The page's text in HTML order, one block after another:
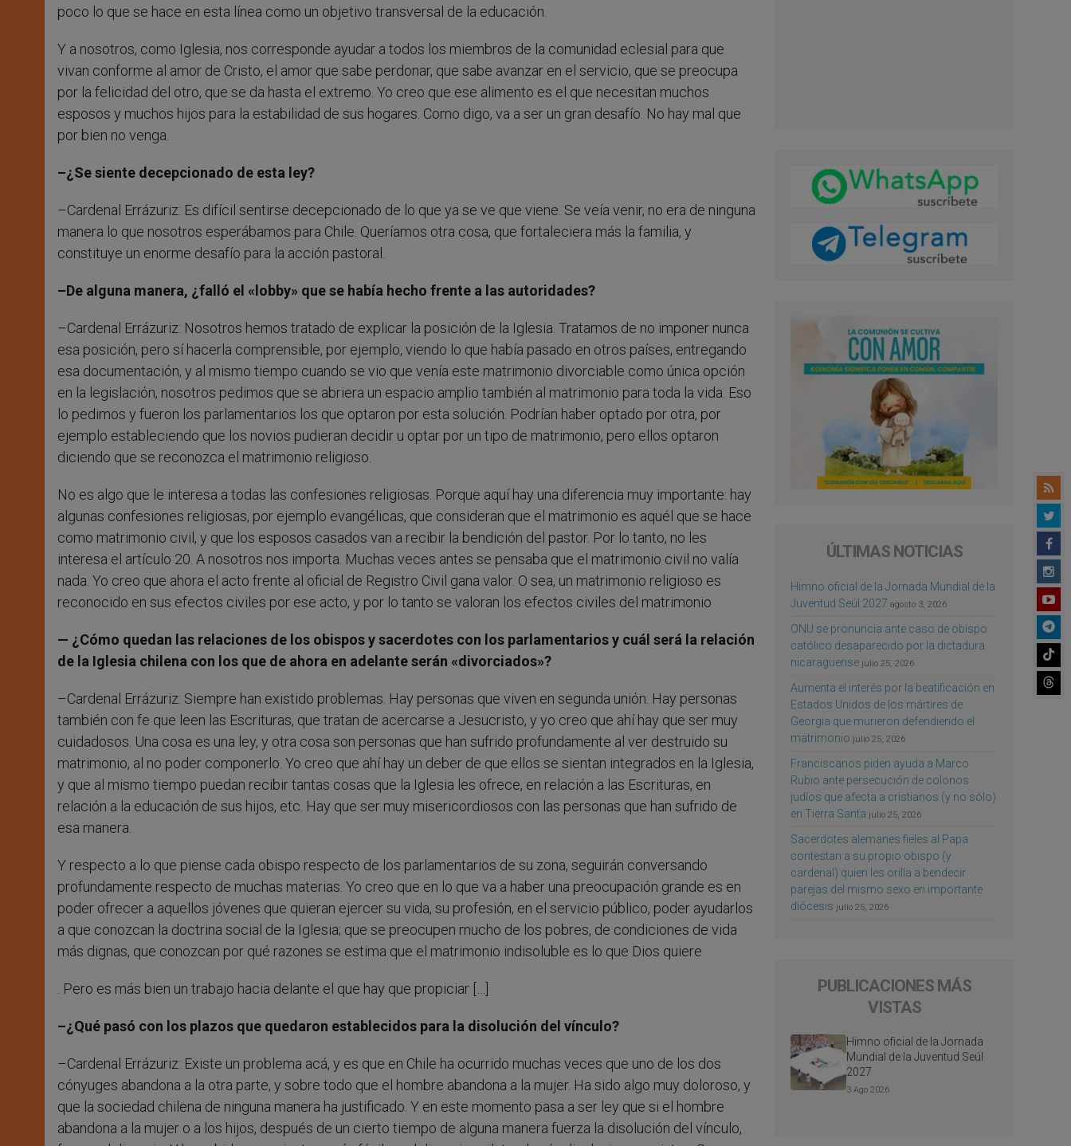
poco lo que se hace en esta línea como un objetivo transversal de la educación.
Y a nosotros, como Iglesia, nos corresponde ayudar a todos los miembros de la comunidad eclesial para que
vivan conforme al amor de Cristo, el amor que sabe perdonar, que sabe avanzar en el servicio, que se preocupa
por la felicidad del otro, que se da hasta el extremo. Yo creo que ese alimento es el que necesitan muchos
esposos y muchos hijos para la estabilidad de sus hogares. Como digo, va a ser un gran desafío. No hay mal que
por bien no venga.
–¿Se siente decepcionado de esta ley?
–Cardenal Errázuriz: Es difícil sentirse decepcionado de lo que ya se ve que viene. Se veía venir, no era de ninguna
manera lo que nosotros esperábamos para Chile. Queríamos otra cosa, que fortaleciera más la familia, y
constituye un enorme desafío para la acción pastoral.
–De alguna manera, ¿falló el «lobby» que se había hecho frente a las autoridades?
–Cardenal Errázuriz: Nosotros hemos tratado de explicar la posición de la Iglesia. Tratamos de no imponer nunca
esa posición, pero sí hacerla comprensible, por ejemplo, viendo lo que había pasado en otros países, entregando
esa documentación, y al mismo tiempo cuando se vio que venía este matrimonio divorciable como única opción
en la legislación, nosotros pedimos que se abriera un espacio amplio también al matrimonio para toda la vida. Eso
lo pedimos y fueron los parlamentarios los que optaron por esta solución. Podrían haber optado por otra, por
ejemplo estableciendo que los novios pudieran decidir u optar por un tipo de matrimonio, pero ellos optaron
diciendo que se reconozca el matrimonio religioso.
No es algo que le interesa a todas las confesiones religiosas. Porque aquí hay una diferencia muy importante: hay
algunas confesiones religiosas, por ejemplo evangélicas, que consideran que el matrimonio es aquél que se hace
como matrimonio civil, y que los esposos casados van a recibir la bendición del pastor. Por lo tanto, no les
interesa el artículo 20. A nosotros nos importa. Muchas veces antes se pensaba que el matrimonio civil no valía
nada. Yo creo que ahora el acto frente al oficial de Registro Civil gana valor. O sea, un matrimonio religioso es
reconocido en sus efectos civiles por ese acto, y por lo tanto se valoran los efectos civiles del matrimonio
— ¿Cómo quedan las relaciones de los obispos y sacerdotes con los parlamentarios y cuál será la relación
de la Iglesia chilena con los que de ahora en adelante serán «divorciados»?
–Cardenal Errázuriz: Siempre han existido problemas. Hay personas que viven en segunda unión. Hay personas
también con fe que leen las Escrituras, que tratan de acercarse a Jesucristo, y yo creo que ahí hay que ser muy
cuidadosos. Una cosa es una ley, y otra cosa son personas que han sufrido profundamente al ver destruido su
matrimonio, al no poder componerlo. Yo creo que ahí hay un deber de que ellos se sientan integrados en la Iglesia,
y que al mismo tiempo puedan recibir tantas cosas que la Iglesia les ofrece, en relación a las Escrituras, en
relación a la educación de sus hijos, etc. Hay que ser muy misericordiosos con las personas que han sufrido de
esa manera.
Y respecto a lo que piense cada obispo respecto de los parlamentarios de su zona, seguirán conversando
profundamente respecto de muchas materias. Yo creo que en lo que va a haber una preocupación grande es en
poder ofrecer a aquellos jóvenes que quieran ejercer su vida, su profesión, en el servicio público, poder ayudarlos
a que conozcan la doctrina social de la Iglesia; que se preocupen mucho de los pobres, de condiciones de vida
más dignas, que conozcan por qué razones se estima que el matrimonio indisoluble es lo que Dios quiere
. Pero es más bien un trabajo hacia delante el que hay que propiciar […]
–¿Qué pasó con los plazos que quedaron establecidos para la disolución del vínculo?
–Cardenal Errázuriz: Existe un problema acá, y es que en Chile ha ocurrido muchas veces que uno de los dos
cónyuges abandona a la otra parte, y sobre todo que el hombre abandona a la mujer. Ha sido algo muy doloroso, y
que la sociedad chilena de ninguna manera ha justificado. Y en este momento pasa a ser ley que si el hombre
abandona a la mujer o a los hijos, después de un cierto tiempo de alguna manera fuerza la disolución del vínculo,
ÚLTIMAS NOTICIAS
Himno oficial de la Jornada Mundial de la
Juventud Seúl 2027 agosto 3, 2026
ONU se pronuncia ante caso de obispo
católico desaparecido por la dictadura
nicaragüense julio 25, 2026
Aumenta el interés por la beatificación en
Estados Unidos de los mártires de
Georgia que murieron defendiendo el
matrimonio julio 25, 2026
Franciscanos piden ayuda a Marco
Rubio ante persecución de colonos
judíos que afecta a cristianos (y no sólo)
en Tierra Santa julio 25, 2026
Sacerdotes alemanes fieles al Papa
contestan a su propio obispo (y
cardenal) quien les orilla a bendecir
parejas del mismo sexo en importante
diócesis julio 25, 2026
PUBLICACIONES MÁS
VISTAS
Himno oficial de la Jornada
Mundial de la Juventud Seúl
2027
3 Ago 2026